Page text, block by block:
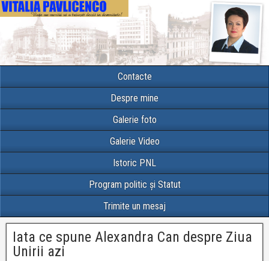
Contacte
Despre mine
Galerie foto
Galerie Video
Istoric PNL
Program politic și Statut
Trimite un mesaj
Iata ce spune Alexandra Can despre Ziua
Unirii azi